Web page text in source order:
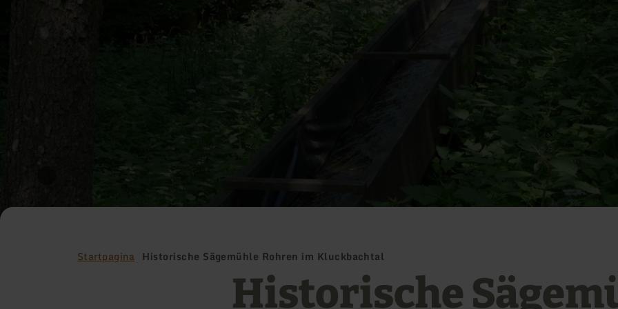
Startpagina Historische Sägemühle Rohren im Kluckbachtal
Historische